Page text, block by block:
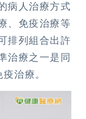
病人治療方式
、免疫治療等
排列組合出許
治療之一是同
治療。